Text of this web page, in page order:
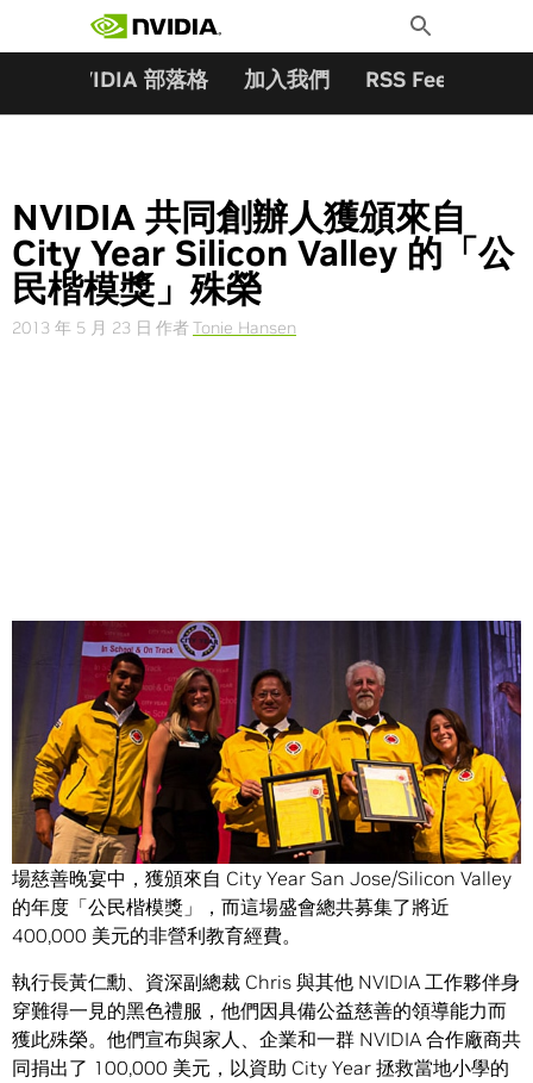
Toggle
Search
NVIDIA 部落格 加入我們 RSS Feeds
NVIDIA 共同創辦人獲頒來自
City Year Silicon Valley 的「公
民楷模獎」殊榮
2013 年 5 月 23 日 作者Tonie Hansen
Share
NVIDIA 共同創辦人黃仁勳與 Chris Malachowsky 昨晚在一
場慈善晚宴中，獲頒來自 City Year San Jose/Silicon Valley
的年度「公民楷模獎」，而這場盛會總共募集了將近
400,000 美元的非營利教育經費。
執行長黃仁勳、資深副總裁 Chris 與其他 NVIDIA 工作夥伴身
穿難得一見的黑色禮服，他們因具備公益慈善的領導能力而
獲此殊榮。他們宣布與家人、企業和一群 NVIDIA 合作廠商共
同捐出了 100,000 美元，以資助 City Year 拯救當地小學的